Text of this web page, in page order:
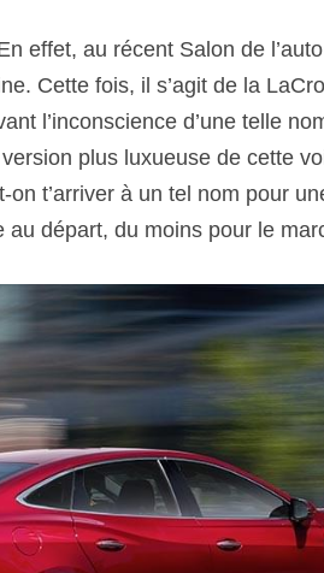
effet, au récent Salon de
Cette fois, il s’agit de la
l’inconscience d’une telle
version plus luxueuse de cette
t’arriver à un tel nom pour
au départ, du moins pour le